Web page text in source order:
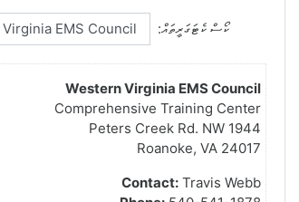
ކޯސް ކެޓަގަރީތައް:
Western Virginia EMS Council
Comprehensive Training Center
1944 Peters Creek Rd. NW
Roanoke, VA 24017
Contact: Travis Webb